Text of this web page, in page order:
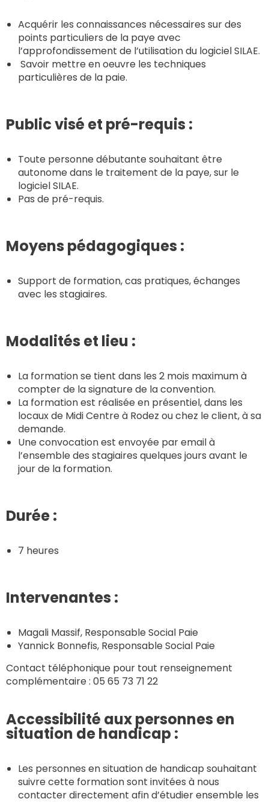
Acquérir les connaissances nécessaires sur des
points particuliers de la paye avec
l’approfondissement de l’utilisation du logiciel SILAE.
Savoir mettre en oeuvre les techniques
particulières de la paie.
Public visé et pré-requis :
Toute personne débutante souhaitant être
autonome dans le traitement de la paye, sur le
logiciel SILAE.
Pas de pré-requis.
Moyens pédagogiques :
Support de formation, cas pratiques, échanges
avec les stagiaires.
Modalités et lieu :
La formation se tient dans les 2 mois maximum à
compter de la signature de la convention.
La formation est réalisée en présentiel, dans les
locaux de Midi Centre à Rodez ou chez le client, à sa
demande.
Une convocation est envoyée par email à
l’ensemble des stagiaires quelques jours avant le
jour de la formation.
Durée :
7 heures
Intervenantes :
Magali Massif, Responsable Social Paie
Yannick Bonnefis, Responsable Social Paie
Contact téléphonique pour tout renseignement
complémentaire : 05 65 73 71 22
Accessibilité aux personnes en
situation de handicap :
Les personnes en situation de handicap souhaitant
suivre cette formation sont invitées à nous
contacter directement afin d’étudier ensemble les